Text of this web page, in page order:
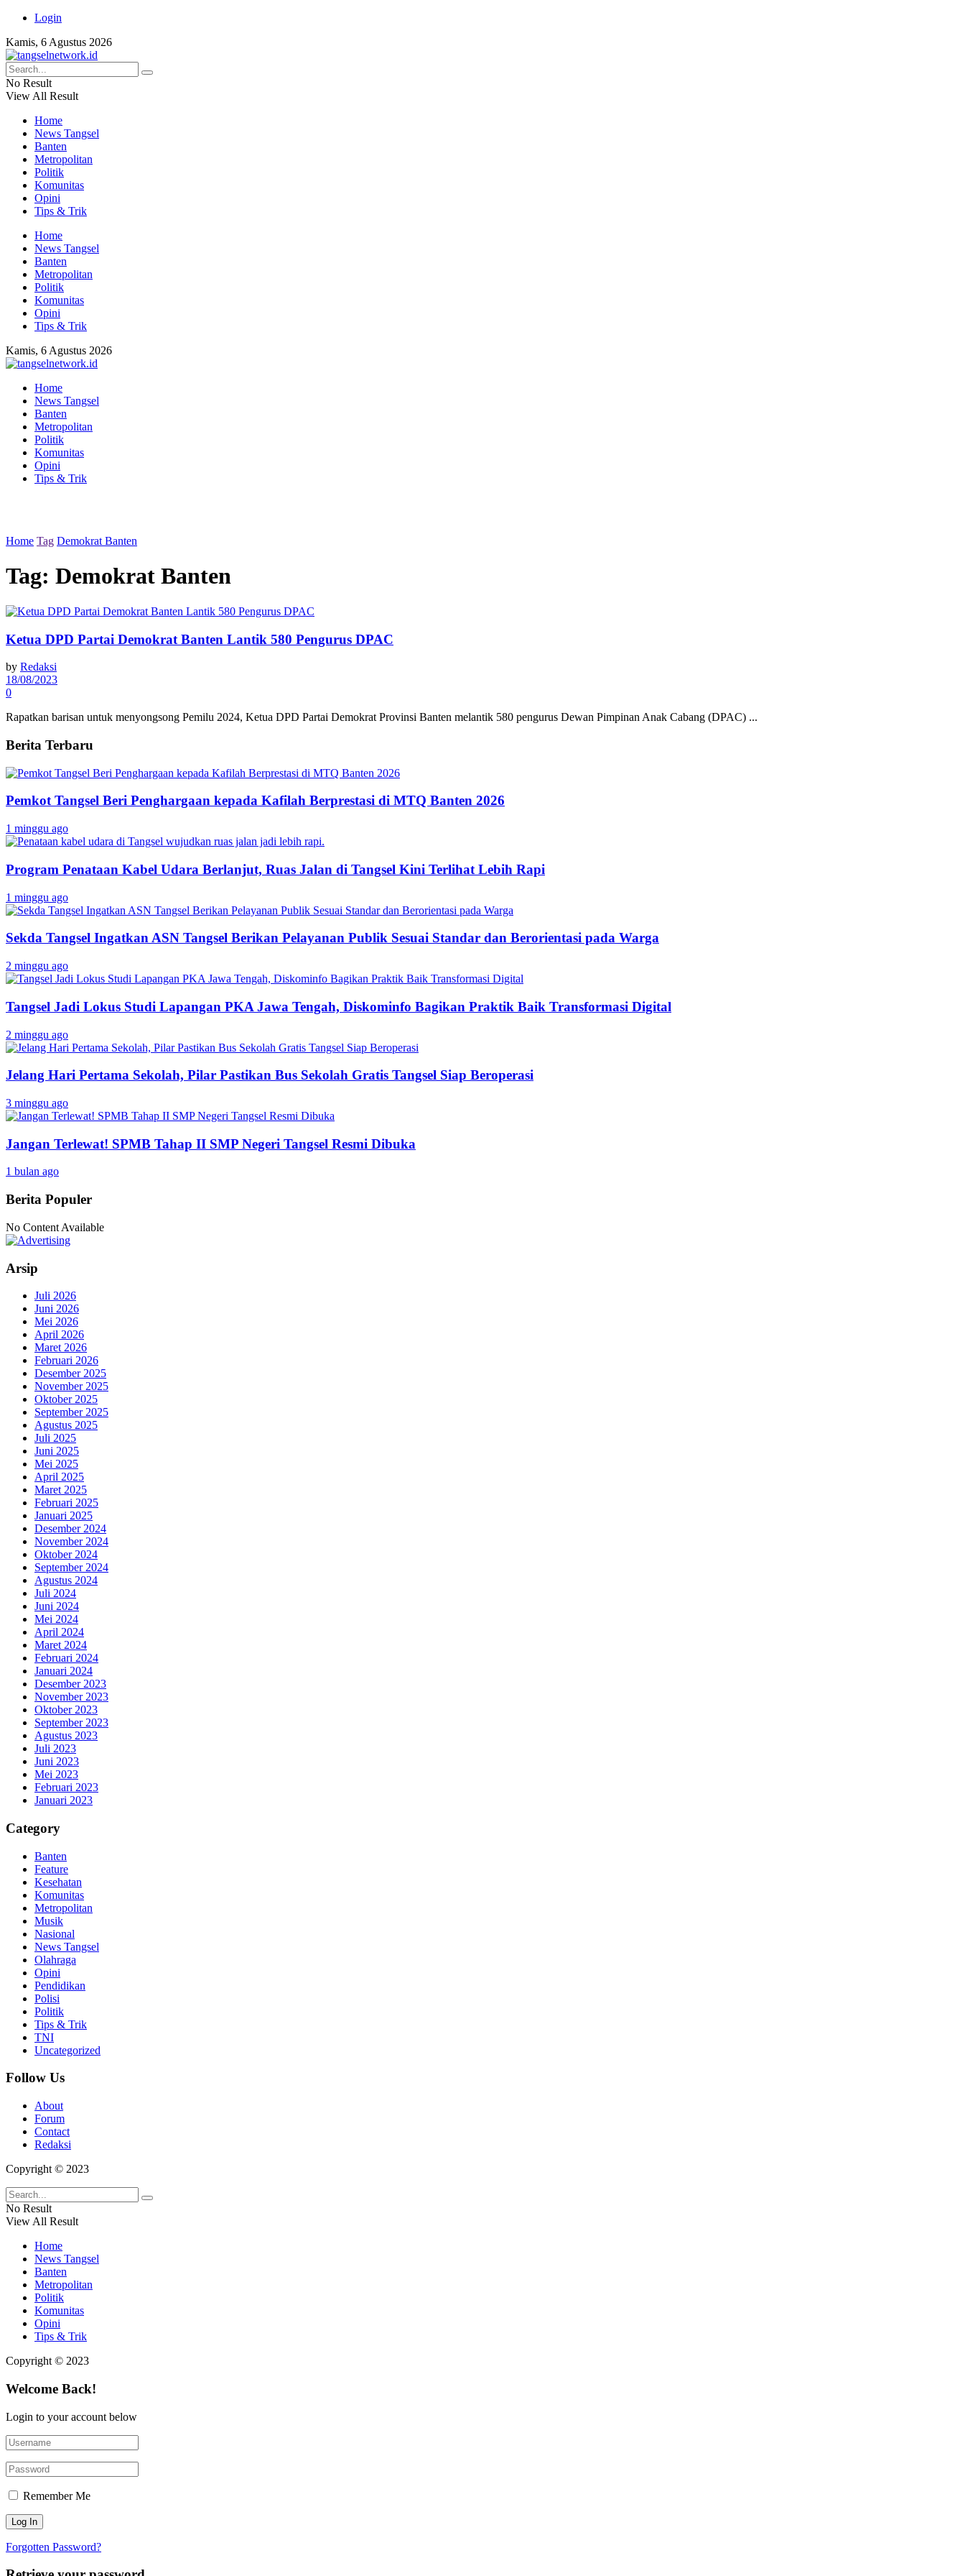
Login
Kamis, 6 Agustus 2026
No Result
View All Result
Home
News Tangsel
Banten
Metropolitan
Politik
Komunitas
Opini
Tips & Trik
Home
News Tangsel
Banten
Metropolitan
Politik
Komunitas
Opini
Tips & Trik
Kamis, 6 Agustus 2026
Home
News Tangsel
Banten
Metropolitan
Politik
Komunitas
Opini
Tips & Trik
Home Tag Demokrat Banten
Tag: Demokrat Banten
Ketua DPD Partai Demokrat Banten Lantik 580 Pengurus DPAC
by Redaksi
18/08/2023
0
Rapatkan barisan untuk menyongsong Pemilu 2024, Ketua DPD Partai Demokrat Provinsi Banten melantik 580 pengurus Dewan Pimpinan Anak Cabang (DPAC) ...
Berita Terbaru
Pemkot Tangsel Beri Penghargaan kepada Kafilah Berprestasi di MTQ Banten 2026
1 minggu ago
Program Penataan Kabel Udara Berlanjut, Ruas Jalan di Tangsel Kini Terlihat Lebih Rapi
1 minggu ago
Sekda Tangsel Ingatkan ASN Tangsel Berikan Pelayanan Publik Sesuai Standar dan Berorientasi pada Warga
2 minggu ago
Tangsel Jadi Lokus Studi Lapangan PKA Jawa Tengah, Diskominfo Bagikan Praktik Baik Transformasi Digital
2 minggu ago
Jelang Hari Pertama Sekolah, Pilar Pastikan Bus Sekolah Gratis Tangsel Siap Beroperasi
3 minggu ago
Jangan Terlewat! SPMB Tahap II SMP Negeri Tangsel Resmi Dibuka
1 bulan ago
Berita Populer
No Content Available
Arsip
Juli 2026
Juni 2026
Mei 2026
April 2026
Maret 2026
Februari 2026
Desember 2025
November 2025
Oktober 2025
September 2025
Agustus 2025
Juli 2025
Juni 2025
Mei 2025
April 2025
Maret 2025
Februari 2025
Januari 2025
Desember 2024
November 2024
Oktober 2024
September 2024
Agustus 2024
Juli 2024
Juni 2024
Mei 2024
April 2024
Maret 2024
Februari 2024
Januari 2024
Desember 2023
November 2023
Oktober 2023
September 2023
Agustus 2023
Juli 2023
Juni 2023
Mei 2023
Februari 2023
Januari 2023
Category
Banten
Feature
Kesehatan
Komunitas
Metropolitan
Musik
Nasional
News Tangsel
Olahraga
Opini
Pendidikan
Polisi
Politik
Tips & Trik
TNI
Uncategorized
Follow Us
About
Forum
Contact
Redaksi
Copyright © 2023
No Result
View All Result
Home
News Tangsel
Banten
Metropolitan
Politik
Komunitas
Opini
Tips & Trik
Copyright © 2023
Welcome Back!
Login to your account below
Remember Me
Forgotten Password?